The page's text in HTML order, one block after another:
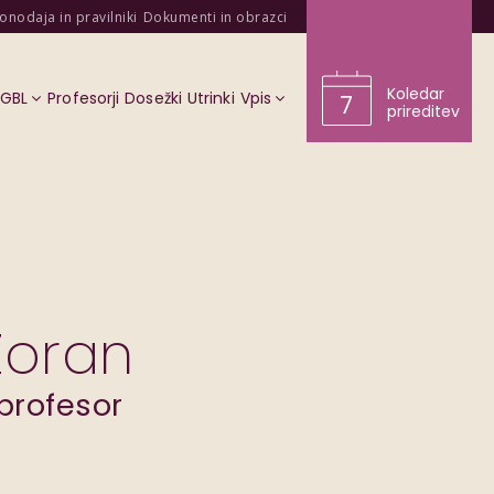
in pravilniki Dokumenti in obrazci
Profesorji Dosežki Utrinki Vpis 7
Koledar
prireditev